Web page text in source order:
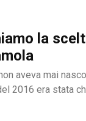
la
aveva mai
2016 era stata